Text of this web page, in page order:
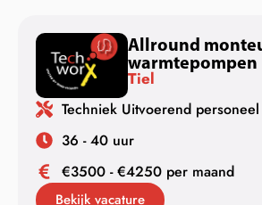
Allround
warmtepompen
Tiel
Techniek Uitvoerend personeel
36 - 40 uur
€3500 - €4250 per maand
Bekijk vacature